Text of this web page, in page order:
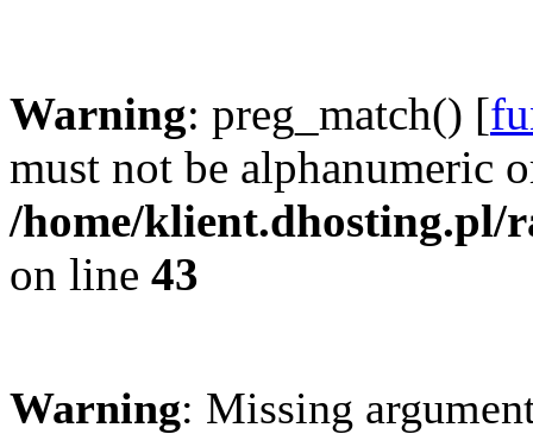
Warning: preg_match() [
must not be alphanumeric
/home/klient.dhosting.pl/
on line 43
Warning: Missing